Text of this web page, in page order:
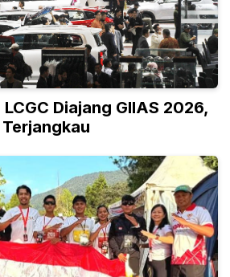
Diajang GIIAS 2026,